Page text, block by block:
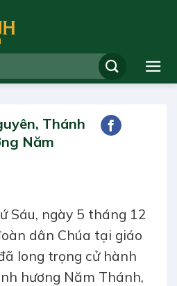
Thánh
Năm
Sáu, ngày 5 tháng 12
dân Chúa tại giáo
long trọng cử hành
hương Năm Thánh,